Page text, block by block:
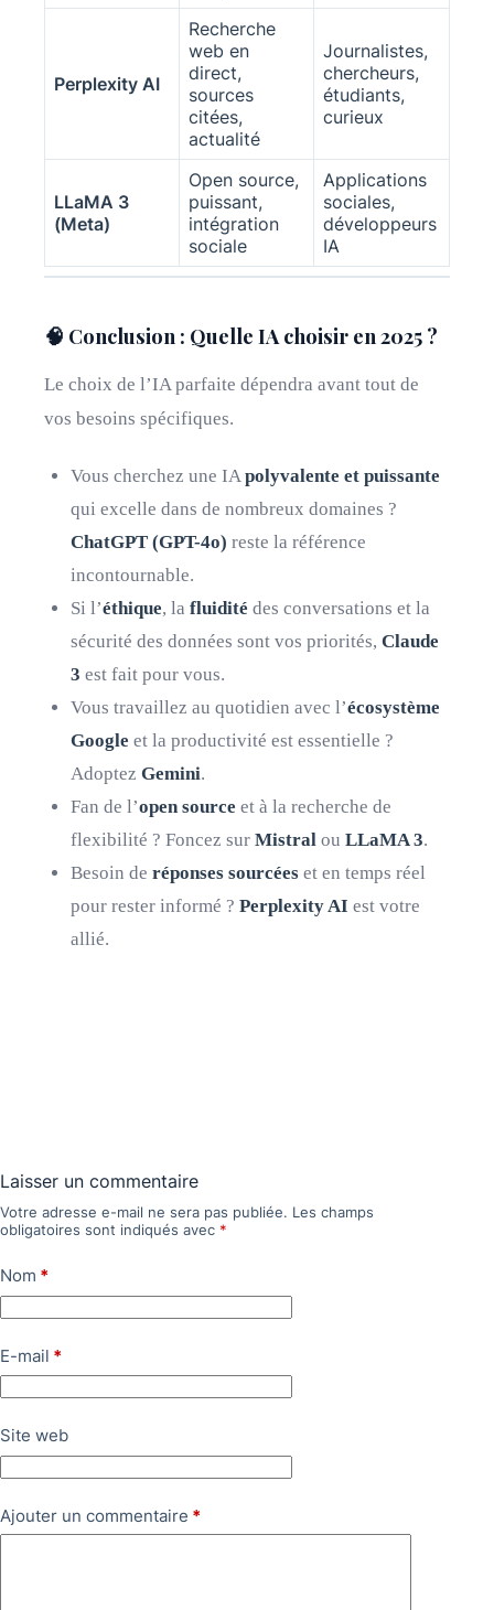
Perplexity AI
Recherche
web en
direct,
sources
citées,
actualité
Journalistes,
chercheurs,
étudiants,
curieux
LLaMA 3
(Meta)
Open source,
puissant,
intégration
sociale
Applications
sociales,
développeurs
IA
🧠 Conclusion : Quelle IA choisir en 2025 ?
Le choix de l’IA parfaite dépendra avant tout de
vos besoins spécifiques.
Vous cherchez une IApolyvalente et puissante
qui excelle dans de nombreux domaines ?
ChatGPT (GPT-4o) reste la référence
incontournable.
Si l’éthique, la fluidité des conversations et la
sécurité des données sont vos priorités, Claude
3 est fait pour vous.
Vous travaillez au quotidien avec l’écosystème
Google et la productivité est essentielle ?
Adoptez Gemini.
Fan de l’open source et à la recherche de
flexibilité ? Foncez sur Mistral ou LLaMA 3.
Besoin de réponses sourcées et en temps réel
pour rester informé ? Perplexity AI est votre
allié.
Laisser un commentaire
Votre adresse e-mail ne sera pas publiée. Les champs
obligatoires sont indiqués avec *
Nom *
E-mail *
Site web
Ajouter un commentaire *